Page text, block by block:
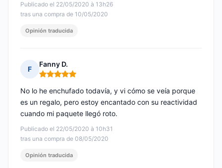
Publicado el 22/05/2020 à 13h26
tras una compra de 10/05/2020
Opinión traducida
F
Fanny D.
Nota: 5 de 5
Publicado el 22/05/2020 à 10h31
tras una compra de 08/05/2020
No lo he enchufado todavía, y vi cómo se veía porque
es un regalo, pero estoy encantado con su reactividad
cuando mi paquete llegó roto.
Opinión traducida